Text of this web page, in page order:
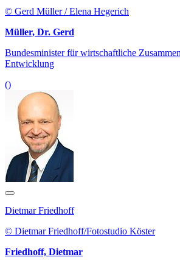
© Gerd Müller / Elena Hegerich
Müller, Dr. Gerd
Bundesminister für wirtschaftliche
Entwicklung
()
Dietmar Friedhoff
© Dietmar Friedhoff/Fotostudio Köster
Friedhoff, Dietmar